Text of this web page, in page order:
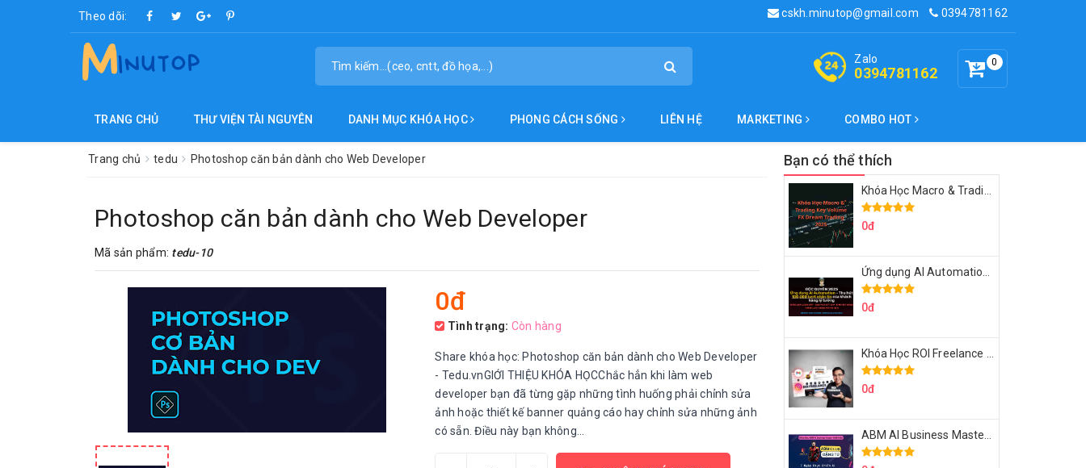
Theo dõi: cskh.minutop@gmail.com 0394781162
0
Zalo
0394781162
TRANG CHỦ THƯ VIỆN TÀI NGUYÊN DANH MỤC KHÓA HỌC PHONG CÁCH SỐNG LIÊN HỆ MARKETING COMBO HOT
Trang chủ tedu Photoshop căn bản dành cho Web Developer
Photoshop căn bản dành cho Web Developer
Mã sản phẩm: tedu-10
0đ
Tình trạng: Còn hàng
Share khóa học: Photoshop căn bản dành cho Web Developer
- Tedu.vnGIỚI THIỆU KHÓA HỌCChắc hẳn khi làm web
developer bạn đã từng gặp những tình huống phải chỉnh sửa
ảnh hoặc thiết kế banner quảng cáo hay chỉnh sửa những ảnh
có sẵn. Điều này bạn không...
Bạn có thể thích
0đ
0đ
0đ